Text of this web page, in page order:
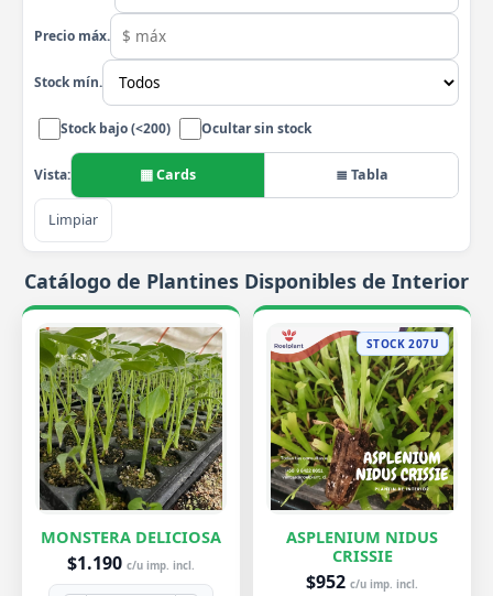
Precio máx.
Stock mín.
Stock bajo (<200) Ocultar sin stock
Vista: ▦ Cards ≣ Tabla
Limpiar
Catálogo de Plantines Disponibles de Interior
MONSTERA DELICIOSA
$1.190 c/u imp. incl.
STOCK 207U
ASPLENIUM NIDUS
CRISSIE
$952 c/u imp. incl.